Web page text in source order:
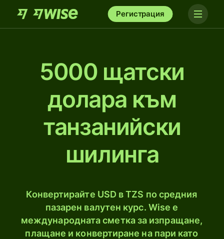
Регистрация
5000 щатски
долара към
танзанийски
шилинга
Конвертирайте USD в TZS по средния
пазарен валутен курс. Wise е
международната сметка за изпращане,
плащане и конвертиране на пари като